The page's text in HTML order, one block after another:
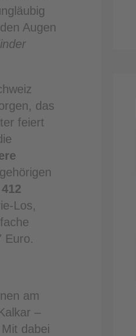
Augen
das
feiert
412
Los,
Euro.
am
–
dabei